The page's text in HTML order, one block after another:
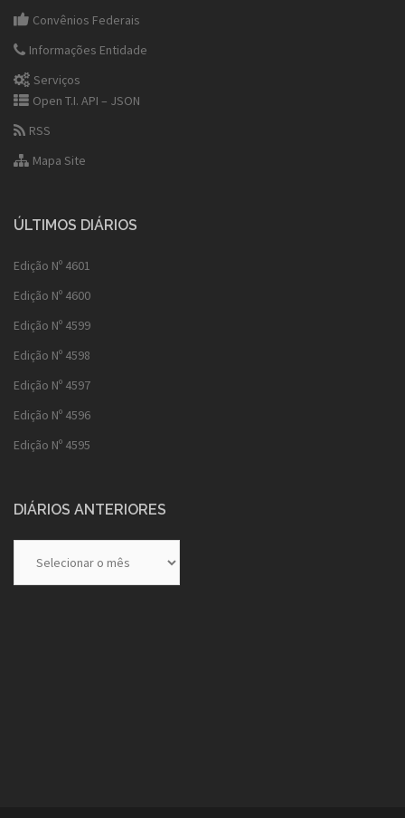
Convênios Federais
Informações Entidade
Serviços
Open T.I. API – JSON
RSS
Mapa Site
ÚLTIMOS DIÁRIOS
Edição Nº 4601
Edição Nº 4600
Edição Nº 4599
Edição Nº 4598
Edição Nº 4597
Edição Nº 4596
Edição Nº 4595
DIÁRIOS ANTERIORES
Anteriores